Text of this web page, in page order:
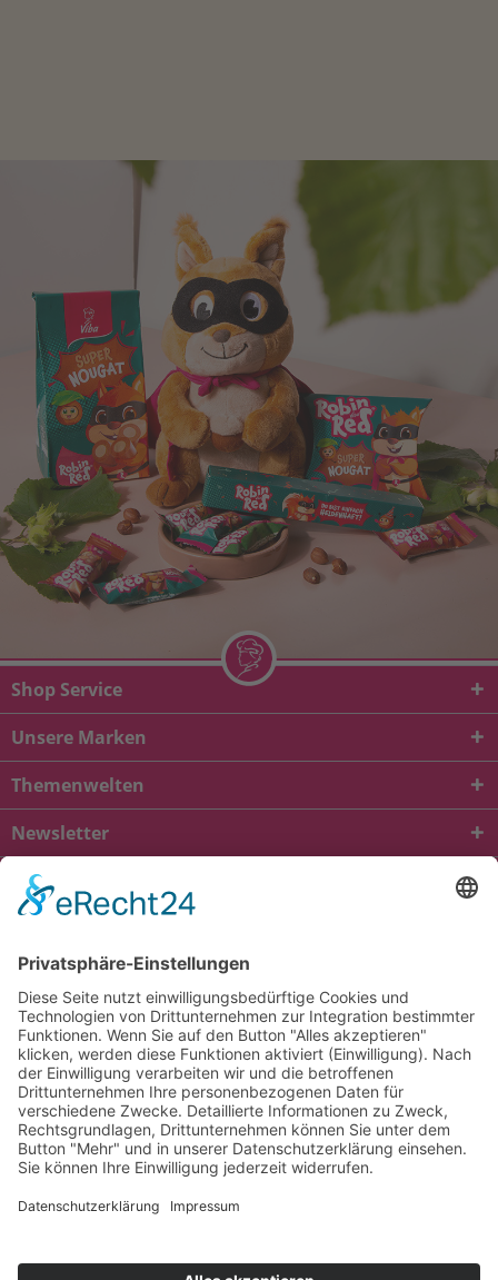
Shop Service
Unsere Marken
Themenwelten
Newsletter
* Alle Preise inkl. gesetzl. Mehrwertsteuer zzgl.
und ggf.
Nachnahmegebühren, wenn nicht anders beschrieben
viba.de
4.90von5.00bei1685
Kontakt Versandkosten und Lieferung
Zahlungsarten
FAQ – Häufig gestellte Fragen
Mein Konto
Allgemeine Geschäftsbedingungen
Datenschutz
Impressum
Barrierefreiheit
Cookie-Einstellungen
Widerrufsbelehrung
Vertrag widerrufen